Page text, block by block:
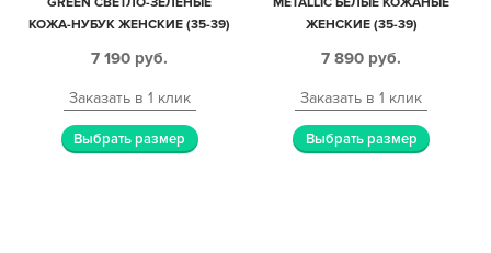
КОЖА-НУБУК ЖЕНСКИЕ (35-39)
7 190 руб.
Заказать в 1 клик
Выбрать размер
ЖЕНСКИЕ (35-39)
7 890 руб.
Заказать в 1 клик
Выбрать размер